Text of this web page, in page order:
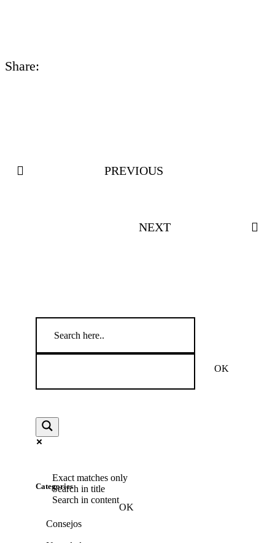
Share:
PREVIOUS
NEXT
Exact matches only
Search in title
Search in content
Categories
Consejos